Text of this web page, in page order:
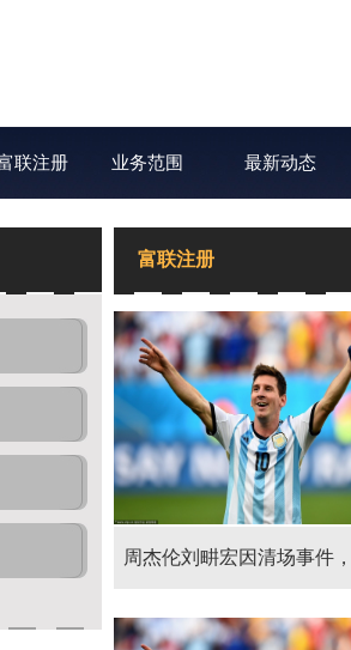
联注册 业务范围 最新动态
富联注册
周杰伦刘畊宏因清场事件
剪掉南宁美食，粉丝直言